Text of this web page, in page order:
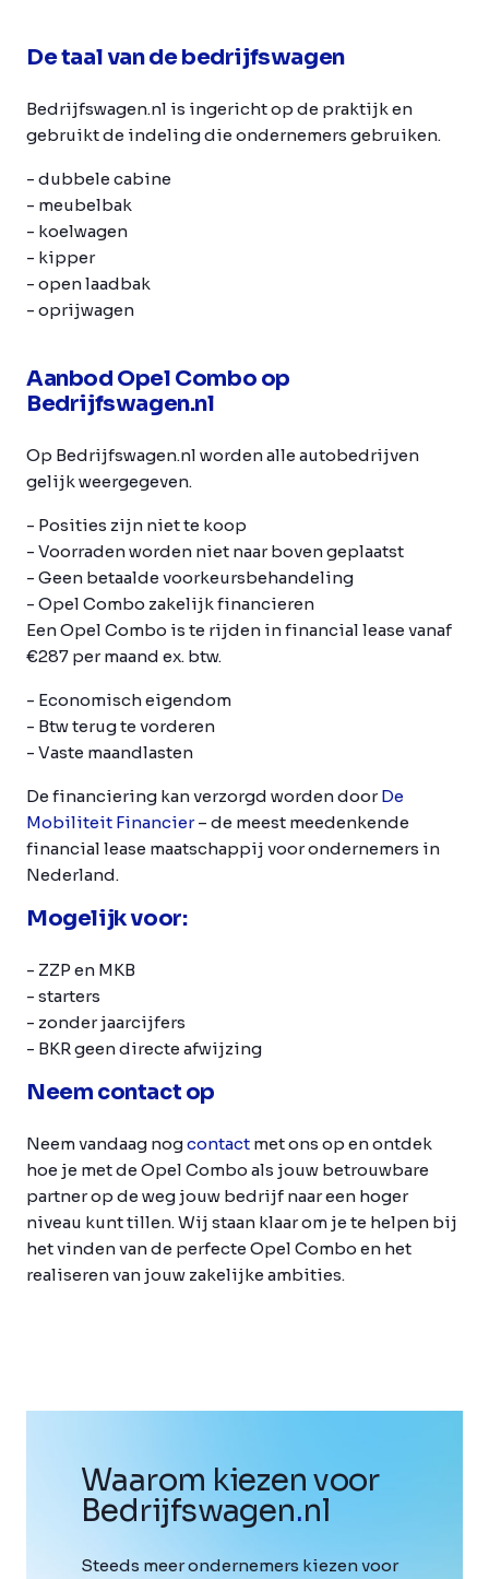
De taal van de bedrijfswagen
Bedrijfswagen.nl is ingericht op de praktijk en
gebruikt de indeling die ondernemers gebruiken.
- dubbele cabine
- meubelbak
- koelwagen
- kipper
- open laadbak
- oprijwagen
Aanbod Opel Combo op
Bedrijfswagen.nl
Op Bedrijfswagen.nl worden alle autobedrijven
gelijk weergegeven.
- Posities zijn niet te koop
- Voorraden worden niet naar boven geplaatst
- Geen betaalde voorkeursbehandeling
- Opel Combo zakelijk financieren
Een Opel Combo is te rijden in financial lease vanaf
€287 per maand ex. btw.
- Economisch eigendom
- Btw terug te vorderen
- Vaste maandlasten
De financiering kan verzorgd worden doorDe
Mobiliteit Financier– de meest meedenkende
financial lease maatschappij voor ondernemers in
Nederland.
Mogelijk voor:
- ZZP en MKB
- starters
- zonder jaarcijfers
- BKR geen directe afwijzing
Neem contact op
Neem vandaag nogcontact met ons op en ontdek
hoe je met de Opel Combo als jouw betrouwbare
partner op de weg jouw bedrijf naar een hoger
niveau kunt tillen. Wij staan klaar om je te helpen bij
het vinden van de perfecte Opel Combo en het
realiseren van jouw zakelijke ambities.
Waarom kiezen voor
Bedrijfswagen.nl
Steeds meer ondernemers kiezen voor